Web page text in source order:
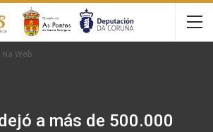
Na Web
a más de 500.000